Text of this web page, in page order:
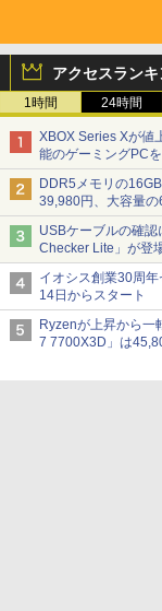
アクセスラン
1時間 24時間
XBOX Series Xが値
能のゲーミングPC
【石田賀津男の『酒
DDR5メモリの
39,980円、大容量
[8月前半のメモリ
USBケーブルの確
Checker Lite」が登
ンパクトに 7日発売
イオシス創業30周
14日からスタート
Ryzenが上昇から一
7 7700X3D」は
7800X3D」との価